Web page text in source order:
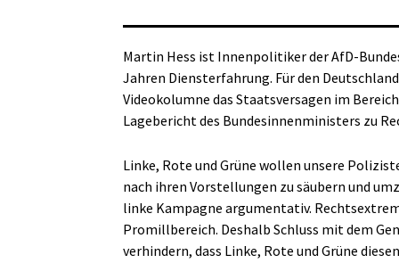
Martin Hess ist Innenpolitiker der AfD-
Jahren Diensterfahrung. Für den
Videokolumne das Staatsversagen im
Lagebericht des Bundesinnenministers zu
Linke, Rote und Grüne wollen unsere
nach ihren Vorstellungen zu säubern und
linke Kampagne argumentativ.
Promillbereich. Deshalb Schluss mit dem
verhindern, dass Linke, Rote und Grüne